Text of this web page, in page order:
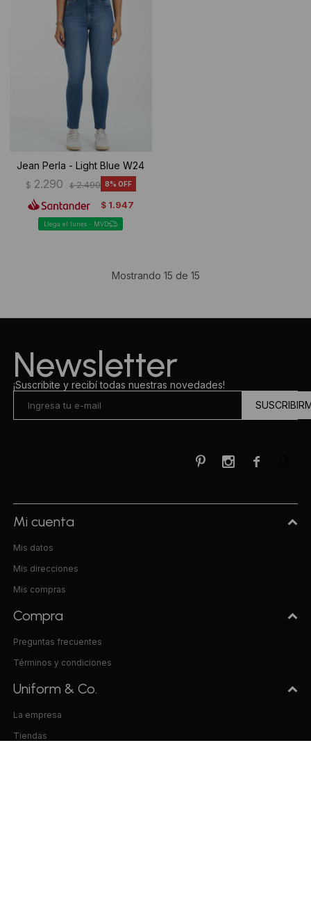
Jean Perla - Light Blue W24
$ 2.290 $ 2.490 8
$ 1.947
Llega el lunes - MVD
Mostrando 15 de 15
Newsletter
¡Suscribite y recibí todas nuestras novedades!

 
Mi cuenta
Mis datos
Mis direcciones
Mis compras
Compra
Preguntas frecuentes
Términos y condiciones
Uniform & Co.
La empresa
Tiendas